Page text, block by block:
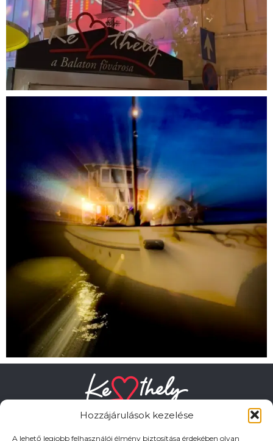
Hozzájárulások kezelése
A lehető legjobb felhasználói élmény biztosítása érdekében olyan